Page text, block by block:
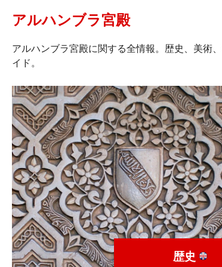
アルハンブラ宮殿
アルハンブラ宮殿に関する全情報。歴史、美術
イド。
歴史